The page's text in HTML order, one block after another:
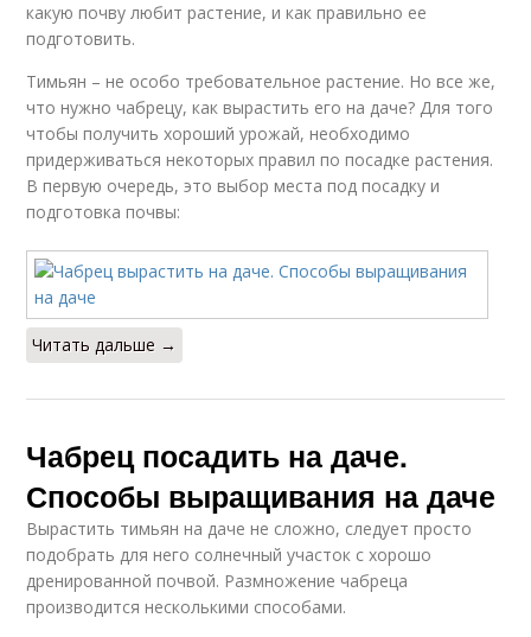
какую почву любит растение, и как правильно ее
подготовить.
Тимьян – не особо требовательное растение. Но все же,
что нужно чабрецу, как вырастить его на даче? Для того
чтобы получить хороший урожай, необходимо
придерживаться некоторых правил по посадке растения.
В первую очередь, это выбор места под посадку и
подготовка почвы:
Читать дальше →
Чабрец посадить на даче.
Способы выращивания на даче
Вырастить тимьян на даче не сложно, следует просто
подобрать для него солнечный участок с хорошо
дренированной почвой. Размножение чабреца
производится несколькими способами.